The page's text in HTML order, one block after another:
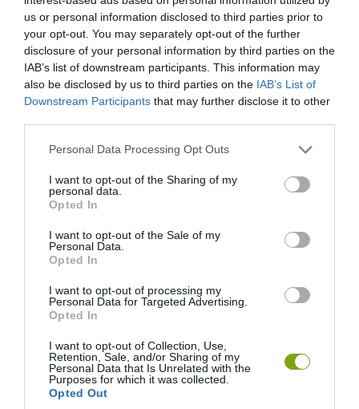
us or personal information disclosed to third parties prior to
your opt-out. You may separately opt-out of the further
disclosure of your personal information by third parties on the
IAB’s list of downstream participants. This information may
also be disclosed by us to third parties on the IAB’s List of
Downstream Participants that may further disclose it to other
Please note that this website/app uses one or more Google
not limited to your visit or usage behaviour. You may click to
grant or deny consent to Google and its third-party tags to
use your data for below specified purposes in below Google
consent section.
Personal Data Processing Opt Outs
I want to opt-out of the Sharing of my
personal data.
Opted In
I want to opt-out of the Sale of my
Personal Data.
Opted In
I want to opt-out of processing my
Personal Data for Targeted Advertising.
Opted In
I want to opt-out of Collection, Use,
Retention, Sale, and/or Sharing of my
Personal Data that Is Unrelated with the
Purposes for which it was collected.
Opted Out
Fotó: Geoff Stearns
Cayos Cochinos, Honduras
Fotó: Scott Sporleder